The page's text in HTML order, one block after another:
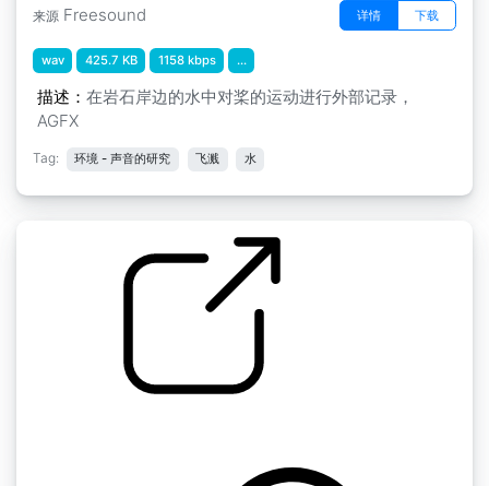
来源 Freesound 详情 下载
wav 425.7 KB 1158 kbps ...
描述： 在岩石岸边的水中对桨的运动进行外部记录，
AGFX
Tag: 环境 - 声音的研究 飞溅 水